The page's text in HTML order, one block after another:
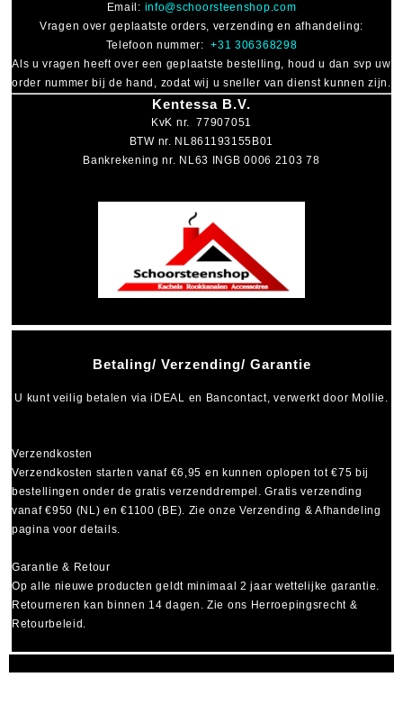
Betaling/ Verzending/ Garantie
U kunt veilig betalen viaiDEAL en Bancontact, verwerkt door Mollie.
Verzendkosten
Verzendkosten starten vanaf €6,95 en kunnen oplopen tot€75 bij
bestellingen onder de gratis verzenddrempel. Gratis verzending
vanaf €950 (NL) en €1100 (BE). Zie onze Verzending & Afhandeling
pagina voor details.
Garantie & Retour
Op alle nieuwe producten geldt minimaal2 jaar wettelijke garantie
Retourneren kan binnen 14 dagen. Zie ons Herroepingsrecht &
Retourbeleid.
Email: info@schoorsteenshop.com
Vragen over geplaatste orders, verzending en afhandeling:
Telefoon nummer:+31 306368298
Als u vragen heeft over een geplaatste bestelling, houd u dan svp uw
order nummer bij de hand, zodat wij u sneller van dienst kunnen zijn.
Kentessa B.V.
KvK nr. 77907051
BTW nr. NL861193155B01
Bankrekening nr. NL63 INGB 0006 2103 78